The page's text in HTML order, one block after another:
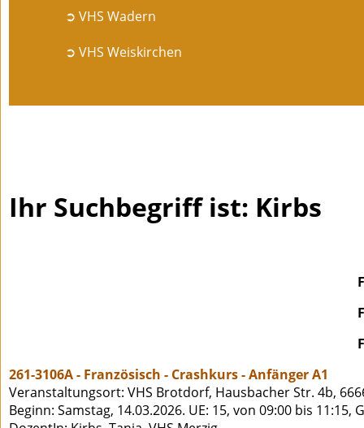
➲ VHS Wadern
➲ VHS Weiskirchen
Ihr Suchbegriff ist: Kirbs
261-3106A - Französisch - Crashkurs - Anfänger A1
Veranstaltungsort: VHS Brotdorf, Hausbacher Str. 4b,
Beginn: Samstag, 14.03.2026. UE: 15, von 09:00 bis 11:15,